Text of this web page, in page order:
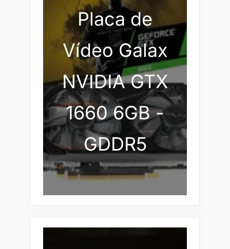
Placa de
Vídeo Galax
NVIDIA GTX
1660 6GB -
GDDR5